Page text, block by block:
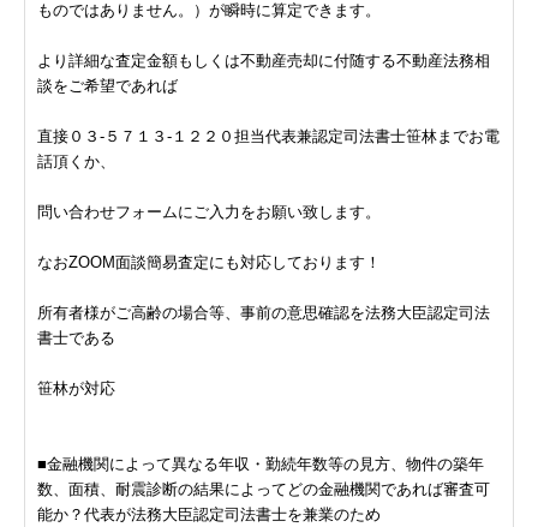
ものではありません。）が瞬時に算定できます。
より詳細な査定金額もしくは不動産売却に付随する不動産法務相
談をご希望であれば
直接０３-５７１３-１２２０担当代表兼認定司法書士笹林までお電
話頂くか、
問い合わせフォームにご入力をお願い致します。
なおZOOM面談簡易査定にも対応しております！
所有者様がご高齢の場合等、事前の意思確認を法務大臣認定司法
書士である
笹林が対応
■金融機関によって異なる年収・勤続年数等の見方、物件の築年
数、面積、耐震診断の結果によってどの金融機関であれば審査可
能か？代表が法務大臣認定司法書士を兼業のため